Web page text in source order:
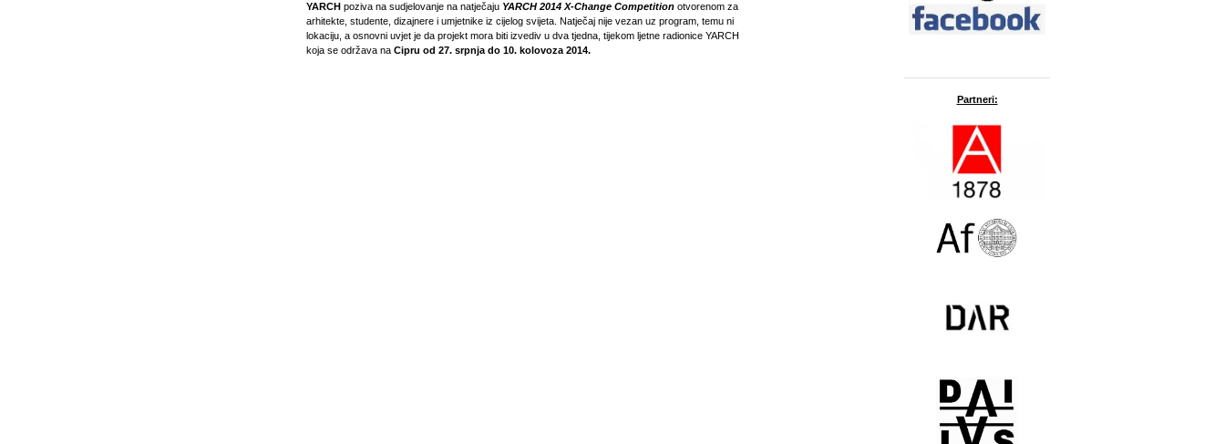
YARCH poziva na sudjelovanje na natječaju YARCH 2014 X-Change Competition otvorenom za
arhitekte, studente, dizajnere i umjetnike iz cijelog svijeta. Natječaj nije vezan uz program, temu ni
lokaciju, a osnovni uvjet je da projekt mora biti izvediv u dva tjedna, tijekom ljetne radionice YARCH
koja se održava na Cipru od 27. srpnja do 10. kolovoza 2014.
Partneri: